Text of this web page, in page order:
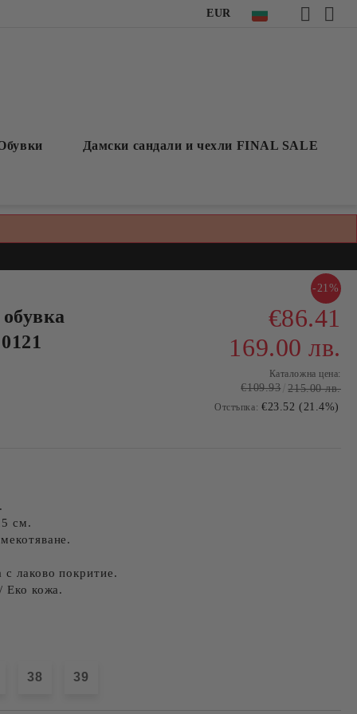
EUR
Дамски сандали и чехли FINAL SALE
-21%
€86.41
169.00 лв.
Каталожна цена:
€109.93 215.00 лв.
Отстъпка: €23.52 (21.4%)
см.
с лаково покритие.
Еко кожа.
38 39